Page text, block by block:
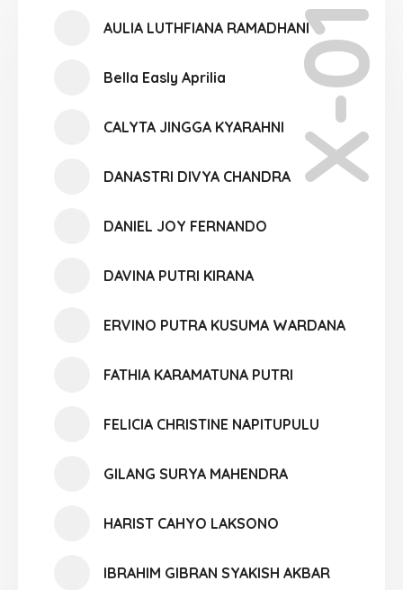
X-01
AULIA LUTHFIANA RAMADHANI
Bella Easly Aprilia
CALYTA JINGGA KYARAHNI
DANASTRI DIVYA CHANDRA
DANIEL JOY FERNANDO
DAVINA PUTRI KIRANA
ERVINO PUTRA KUSUMA WARDANA
FATHIA KARAMATUNA PUTRI
FELICIA CHRISTINE NAPITUPULU
GILANG SURYA MAHENDRA
HARIST CAHYO LAKSONO
IBRAHIM GIBRAN SYAKISH AKBAR